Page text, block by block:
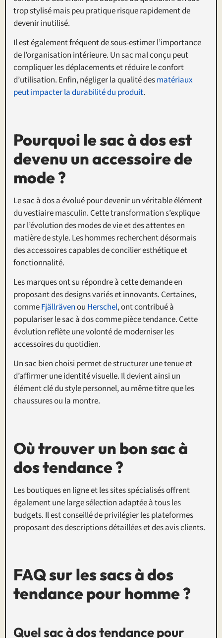
trop stylisé mais peu pratique risque rapidement de
devenir inutilisé.
Il est également fréquent de sous-estimer l’importance
de l’organisation intérieure. Un sac mal conçu peut
compliquer les déplacements et réduire le confort
d’utilisation. Enfin, négliger la qualité desmatériaux
peut impacter la durabilité du produit.
Pourquoi le sac à dos est
devenu un accessoire de
mode ?
Le sac à dos a évolué pour devenir un véritable élément
du vestiaire masculin. Cette transformation s’explique
par l’évolution des modes de vie et des attentes en
matière de style. Les hommes recherchent désormais
des accessoires capables de concilier esthétique et
fonctionnalité.
Les marques ont su répondre à cette demande en
proposant des designs variés et innovants. Certaines,
commeFjällrävenou Herschel, ont contribué à
populariser le sac à dos comme pièce tendance. Cette
évolution reflète une volonté de moderniser les
accessoires du quotidien.
Un sac bien choisi permet de structurer une tenue et
d’affirmer une identité visuelle. Il devient ainsi un
élément clé du style personnel, au même titre que les
chaussures ou la montre.
Où trouver un bon sac à
dos tendance ?
Les boutiques en ligne et les sites spécialisés offrent
également une large sélection adaptée à tous les
budgets. Il est conseillé de privilégier les plateformes
proposant des descriptions détaillées et des avis clients.
FAQ sur les sacs à dos
tendance pour homme ?
Quel sac à dos tendance pour